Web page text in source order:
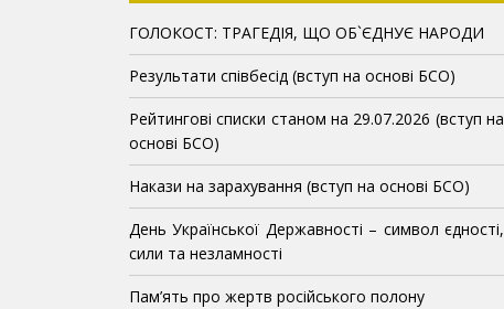
ГОЛОКОСТ: ТРАГЕДІЯ, ЩО ОБ`ЄДНУЄ НАРОДИ
Результати співбесід (вступ на основі БСО)
Рейтингові списки станом на 29.07.2026 (вступ на
основі БСО)
Накази на зарахування (вступ на основі БСО)
День Української Державності – символ єдності,
сили та незламності
Пам’ять про жертв російського полону